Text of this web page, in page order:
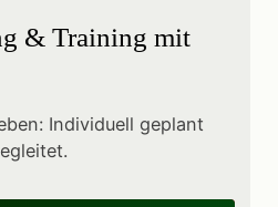
& Training mit
Individuell geplant